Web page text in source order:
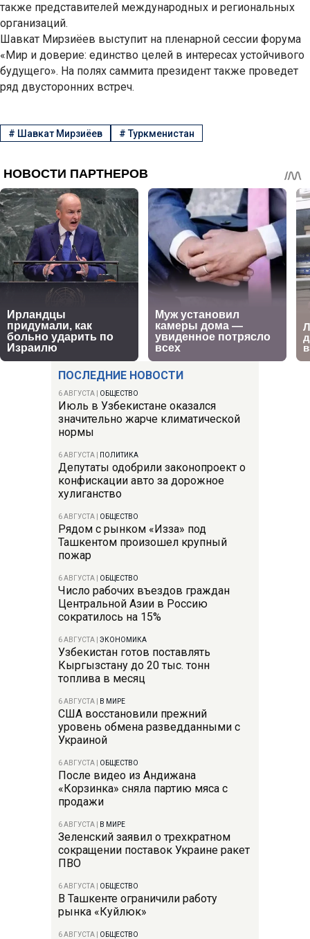
ПОСЛЕДНИЕ НОВОСТИ
6 АВГУСТА ОБЩЕСТВО
Июль в Узбекистане оказался
значительно жарче климатической
нормы
6 АВГУСТА ПОЛИТИКА
Депутаты одобрили законопроект о
конфискации авто за дорожное
хулиганство
6 АВГУСТА ОБЩЕСТВО
Рядом с рынком «Изза» под
Ташкентом произошел крупный
пожар
6 АВГУСТА ОБЩЕСТВО
Число рабочих въездов граждан
Центральной Азии в Россию
сократилось на 15%
6 АВГУСТА ЭКОНОМИКА
Узбекистан готов поставлять
Кыргызстану до 20 тыс. тонн
топлива в месяц
6 АВГУСТА В МИРЕ
США восстановили прежний
уровень обмена разведданными с
Украиной
6 АВГУСТА ОБЩЕСТВО
После видео из Андижана
«Корзинка» сняла партию мяса с
продажи
6 АВГУСТА В МИРЕ
Зеленский заявил о трехкратном
сокращении поставок Украине ракет
ПВО
6 АВГУСТА ОБЩЕСТВО
В Ташкенте ограничили работу
рынка «Куйлюк»
6 АВГУСТА ОБЩЕСТВО
также представителей международных и региональных
организаций.
Шавкат Мирзиёев выступит на пленарной сессии форума
«Мир и доверие: единство целей в интересах устойчивого
будущего». На полях саммита президент также проведет
ряд двусторонних встреч.
# Шавкат Мирзиёев #Туркменистан